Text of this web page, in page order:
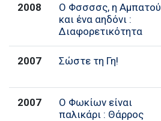
2008
Ο Φσσσσς, η Αμπατού
και ένα αηδόνι :
Διαφορετικότητα
2007 Σώστε τη Γη!
2007
Ο Φωκίων είναι
παλικάρι : Θάρρος